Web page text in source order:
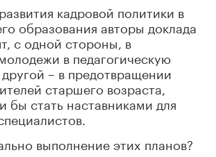
кадровой политики в
образования авторы доклада
с одной стороны, в
в педагогическую
– в предотвращении
старшего возраста,
бы стать наставниками для
выполнение этих планов?